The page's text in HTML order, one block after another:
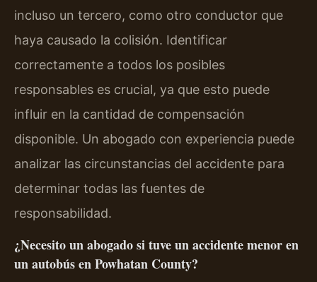
incluso un tercero, como otro conductor que
haya causado la colisión. Identificar
correctamente a todos los posibles
responsables es crucial, ya que esto puede
influir en la cantidad de compensación
disponible. Un abogado con experiencia puede
analizar las circunstancias del accidente para
determinar todas las fuentes de
responsabilidad.
¿Necesito un abogado si tuve un accidente menor en
un autobús en Powhatan County?